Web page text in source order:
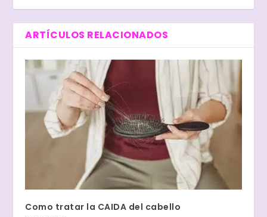
ARTÍCULOS RELACIONADOS
Como tratar la CAIDA del cabello